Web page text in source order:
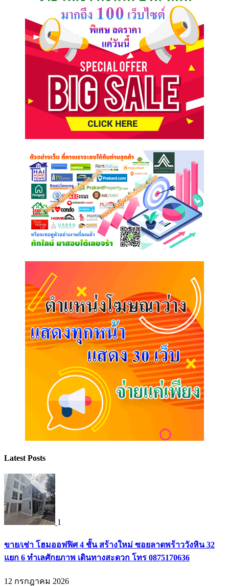
Latest Posts
1
ขาย/เช่า โฮมออฟฟิศ 4 ชั้น สร้างใหม่ ซอยลาดพร้าววังหิน 32
แยก 6 ทำเลศักยภาพ เดินทางสะดวก โทร 0875170636
12 กรกฎาคม 2026